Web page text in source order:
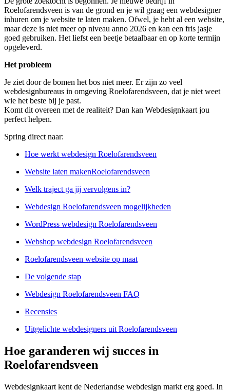
Roelofarendsveen is van de grond en je wil graag een webdesigner
inhuren om je website te laten maken. Ofwel, je hebt al een website,
maar deze is niet meer op niveau anno 2026 en kan een fris jasje
goed gebruiken. Het liefst een beetje betaalbaar en op korte termijn
opgeleverd.
Het probleem
Je ziet door de bomen het bos niet meer. Er zijn zo veel
webdesignbureaus in omgeving Roelofarendsveen, dat je niet weet
wie het beste bij je past.
Komt dit overeen met de realiteit? Dan kan Webdesignkaart jou
perfect helpen.
Spring direct naar:
Hoe werkt webdesign Roelofarendsveen
Website laten makenRoelofarendsveen
Welk traject ga jij vervolgens in?
Webdesign Roelofarendsveen mogelijkheden
WordPress webdesign Roelofarendsveen
Webshop webdesign Roelofarendsveen
Roelofarendsveen website op maat
De volgende stap
Webdesign Roelofarendsveen FAQ
Recensies
Uitgelichte webdesigners uit Roelofarendsveen
Hoe garanderen wij succes in
Roelofarendsveen
Webdesignkaart kent de Nederlandse webdesign markt erg goed. In